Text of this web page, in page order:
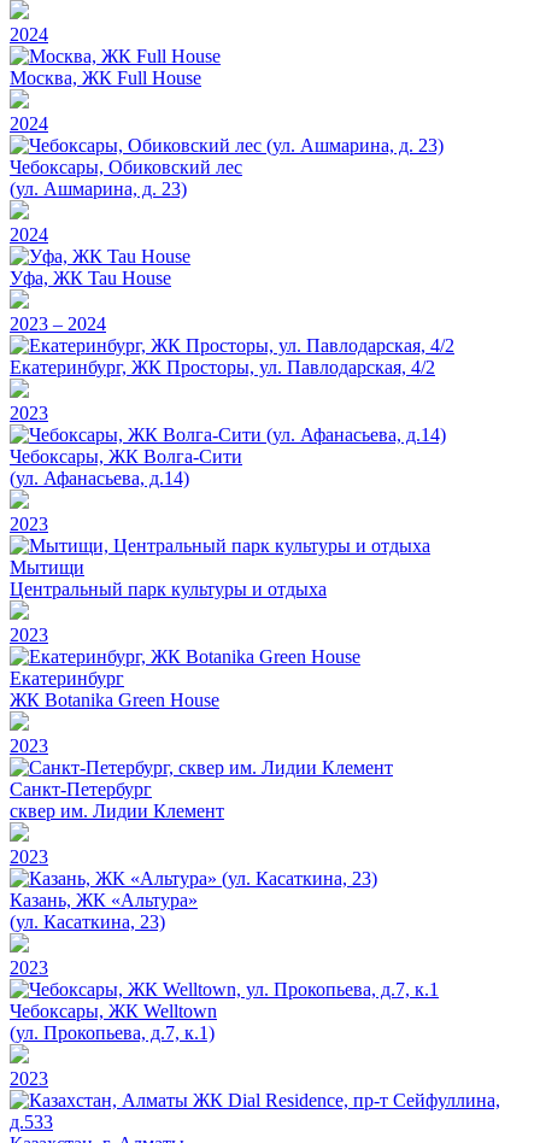
2024
Москва, ЖК Full House
2024
Чебоксары, Обиковский лес
(ул. Ашмарина, д. 23)
2024
Уфа, ЖК Tau House
2023 – 2024
Екатеринбург, ЖК Просторы, ул. Павлодарская, 4/2
2023
Чебоксары, ЖК Волга-Сити
(ул. Афанасьева, д.14)
2023
Мытищи
Центральный парк культуры и отдыха
2023
Екатеринбург
ЖК Botanika Green House
2023
Санкт-Петербург
сквер им. Лидии Клемент
2023
Казань, ЖК «Альтура»
(ул. Касаткина, 23)
2023
Чебоксары, ЖК Welltown
(ул. Прокопьева, д.7, к.1)
2023